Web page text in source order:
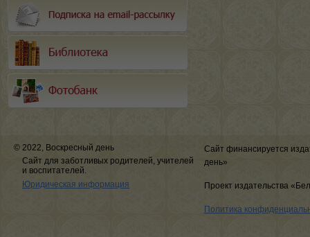
© 2022, Воскресный день
Сайт для заботливых родителей, учителей
и воспитателей.
Юридическая информация
Сайт финансируется
день»
Проект издательства
Политика